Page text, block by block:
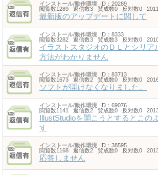
インストール/動作環境 ID：20289
閲覧数1289 返信数3 賛成数0 反対数0
最新版のアップデートに関して
インストール/動作環境 ID：8333
閲覧数3282 返信数3 賛成数3 反対数0
イラストスタジオのＤＬとシリア
方法がわかりません
インストール/動作環境 ID：83713
閲覧数1673 返信数2 賛成数0 反対数0
ソフトが開けなくなりました。
インストール/動作環境 ID：69076
閲覧数1141 返信数2 賛成数0 反対数0
IllustStudioを開こうとするとこの
す
インストール/動作環境 ID：38595
閲覧数1168 返信数2 賛成数0 反対数0
応答しません